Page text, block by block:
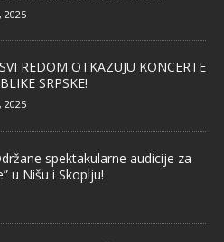
2025
REDOM OTKAZUJU KONCERTE
SRPSKE!
2025
spektakularne audicije za
u Nišu i Skoplju!